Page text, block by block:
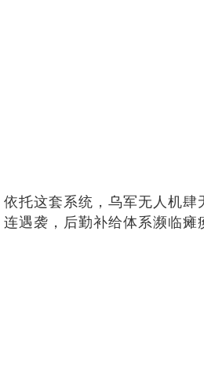
依托这套系统，乌军无人机
连遇袭，后勤补给体系濒临瘫